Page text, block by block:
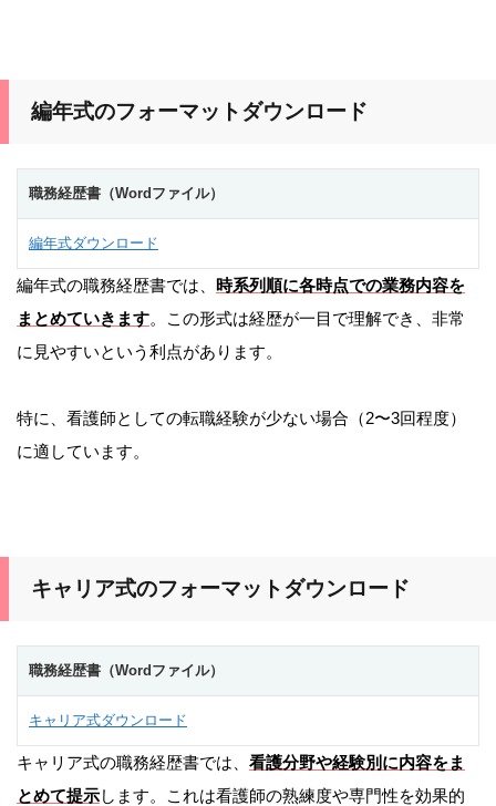
編年式のフォーマットダウンロード
職務経歴書（Wordファイル）
編年式ダウンロード
編年式の職務経歴書では、 時系列順に各時点での業務内容を
まとめていきます。この形式は経歴が一目で理解でき、非常
に見やすいという利点があります。
特に、看護師としての転職経験が少ない場合（2〜3回程度）
に適しています。
キャリア式のフォーマットダウンロード
職務経歴書（Wordファイル）
キャリア式ダウンロード
キャリア式の職務経歴書では、 看護分野や経験別に内容をま
とめて提示します。これは看護師の熟練度や専門性を効果的